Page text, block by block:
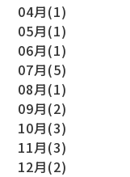
04月(1)
05月(1)
06月(1)
07月(5)
08月(1)
09月(2)
10月(3)
11月(3)
12月(2)